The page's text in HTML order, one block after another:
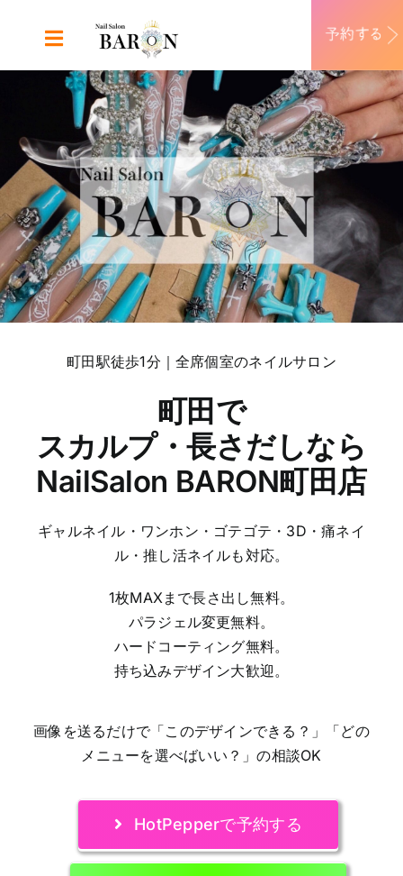
Toggle
Navigation
DESIGN
MENU
RECRUIT
CONTACT
町田駅徒歩1分｜全席個室のネイルサロン
町田で
スカルプ・長さだしなら
NailSalon BARON町田店
ギャルネイル・ワンホン・ゴテゴテ・3D・痛ネイ
ル・推し活ネイルも対応。
1枚MAXまで長さ出し無料。
パラジェル変更無料。
ハードコーティング無料。
持ち込みデザイン大歓迎。
画像を送るだけで「このデザインできる？」「どの
メニューを選べばいい？」の相談OK
HotPepperで予約する